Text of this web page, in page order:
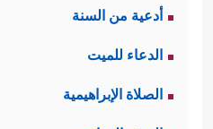
أدعية من السنة
الدعاء للميت
الصلاة الإبراهيمية